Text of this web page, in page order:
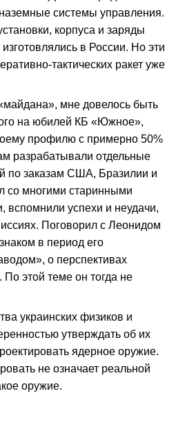
системы управления.
корпуса и заряды
в России. Но эти
тактических ракет уже
мне довелось быть
на юбилей КБ «Южное»,
профилю с примерно 50%
разрабатывали отдельные
по заказам США, Бразилии и
со многими старинными
вспомнили успехи и неудачи,
Поговорил с Леонидом
в период его
о перспективах
этой теме он тогда не
украинских физиков и
утверждать об их
ядерное оружие.
не означает реальной
оружие.